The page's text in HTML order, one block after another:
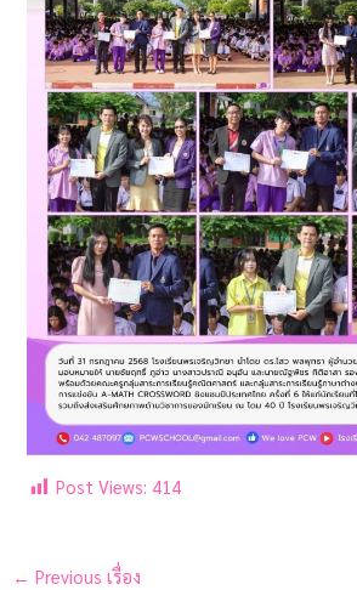
Post Views: 414
← Previous เรื่อง